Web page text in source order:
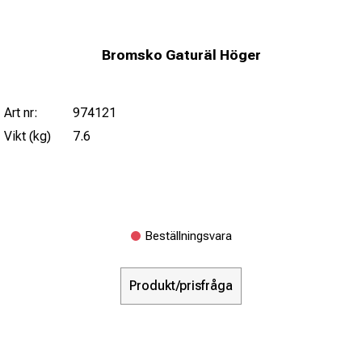
Bromsko Gaturäl Höger
Art nr:
974121
Vikt (kg)
7.6
Beställningsvara
Produkt/prisfråga